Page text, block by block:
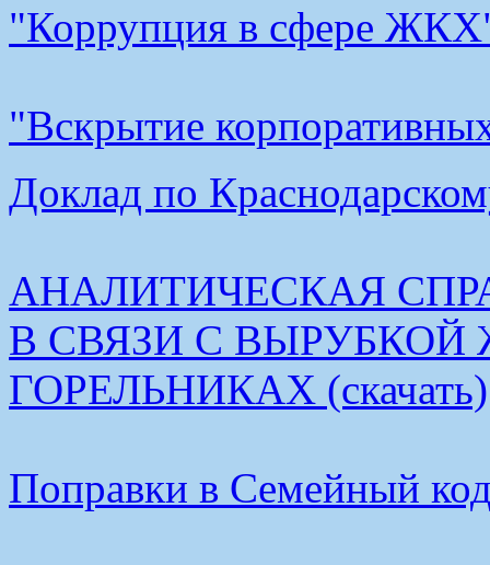
"Коррупция в сфере ЖКХ"
"Вскрытие
Доклад по
АНАЛИТИЧЕСКАЯ
В СВЯЗИ С
ГОРЕЛЬНИКАХ (скачать)
Поправки в Семейный